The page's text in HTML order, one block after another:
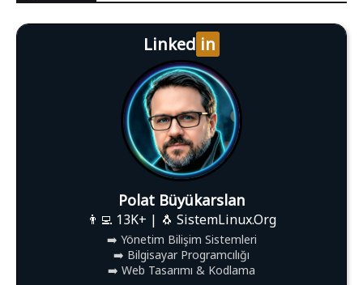
Linked in
Polat Büyükarslan
👨‍💻 13K+ | 🐧 SistemLinux.Org
➡️ Yönetim Bilişim Sistemleri
➡️ Bilgisayar Programcılığı
➡️ Web Tasarımı & Kodlama